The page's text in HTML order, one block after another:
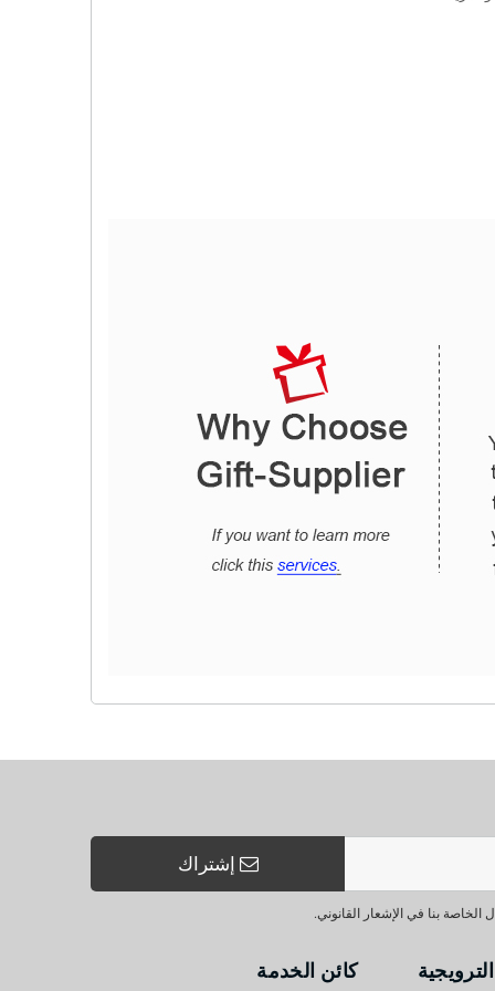
إشتراك
بنا في الإشعار القانوني.
كائن الخدمة